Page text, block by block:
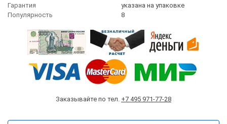
Гарантия
указана на упаковке
Популярность
8
Заказывайте по тел. +7 495 971-77-28